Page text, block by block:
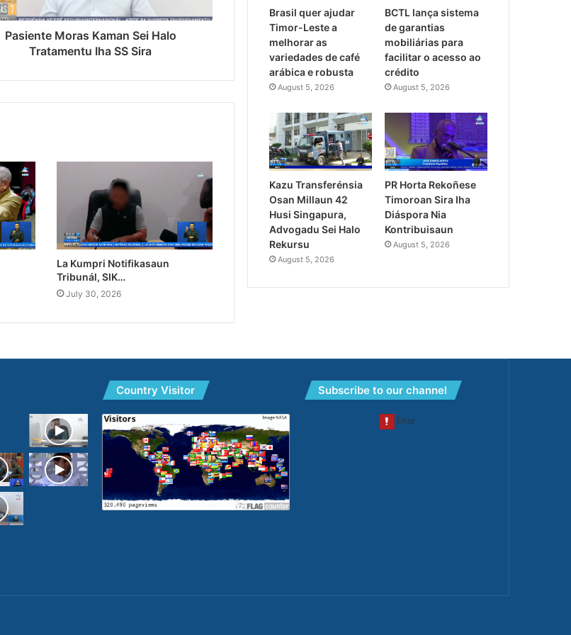
Pasiente Moras Kaman Sei Halo
Tratamentu Iha SS Sira
La Kumpri Notifikasaun
Tribunál, SIK…
July 30, 2026
Brasil quer ajudar
Timor-Leste a
melhorar as
variedades de café
arábica e robusta
August 5, 2026
BCTL lança sistema
de garantias
mobiliárias para
facilitar o acesso ao
crédito
August 5, 2026
Kazu Transferénsia
Osan Millaun 42
Husi Singapura,
Advogadu Sei Halo
Rekursu
August 5, 2026
PR Horta Rekoñese
Timoroan Sira Iha
Diáspora Nia
Kontribuisaun
August 5, 2026
Country Visitor Subscribe to our channel